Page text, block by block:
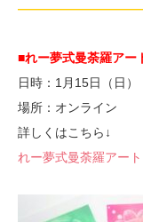
■れー夢式曼荼羅アー
日時：1月15日（日）
場所：オンライン
詳しくはこちら↓
れー夢式曼荼羅アート